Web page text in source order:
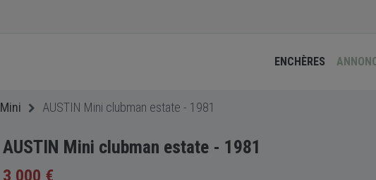
ENCHÈRES
Mini AUSTIN Mini clubman estate - 1981
AUSTIN Mini clubman estate - 1981
3 000 €